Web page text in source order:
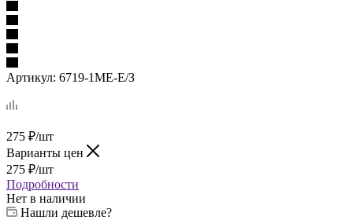
Артикул: 6719-1ME-E/З
275 ₽/шт
Варианты цен
275 ₽/шт
Подробности
Нет в наличии
Нашли дешевле?